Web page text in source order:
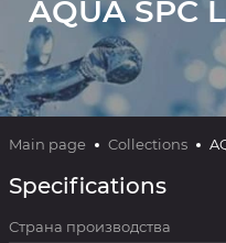
AQUA SPC
Main page Collections
Specifications
Страна производства